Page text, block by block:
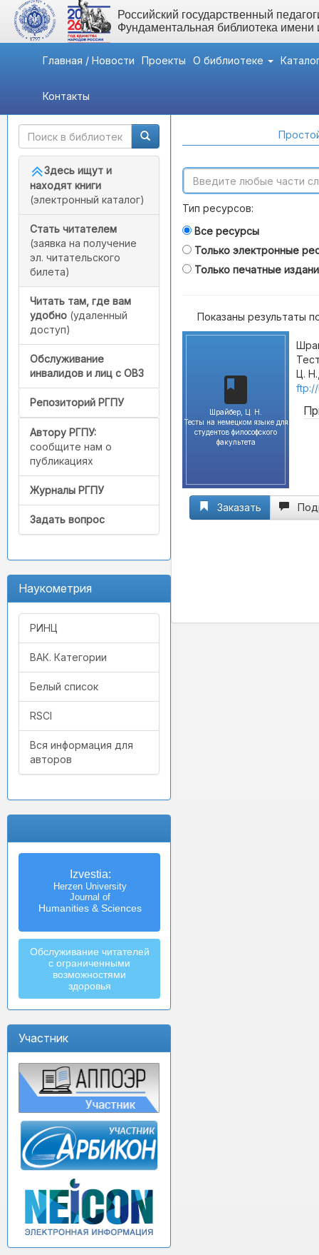
Российский государственный
Фундаментальная библиотека
Главная / Новости Проекты О библиотеке
Контакты
Быстрый доступ
Здесь ищут и
находят книги
(электронный каталог)
Стать читателем
(заявка на получение
эл. читательского
билета)
Читать там, где вам
удобно (удаленный
доступ)
Обслуживание
инвалидов и лиц с ОВЗ
Репозиторий РГПУ
Автору РГПУ:
сообщите нам о
публикациях
Журналы РГПУ
Задать вопрос
Наукометрия
РИНЦ
ВАК. Категории
Белый список
RSCI
Вся информация для
авторов
Izvestia:
Herzen University
Journal of
Humanities & Sciences
Обслуживание читателей
с ограниченными
возможностями
здоровья
Участник
Тип ресурсов:
Все ресурсы
Только электронные
Только печатные
Показаны результаты
Шрайбер, Ц. Н.
Тесты на немецком языке для
студентов философского
факультета
Ц.
Заказать